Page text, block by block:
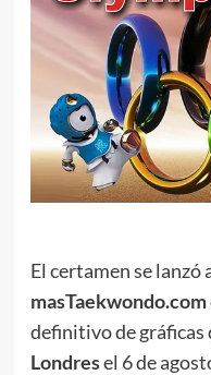
El certamen se lanzó
masTaekwondo.com
definitivo de gráficas
Londresel 6 de